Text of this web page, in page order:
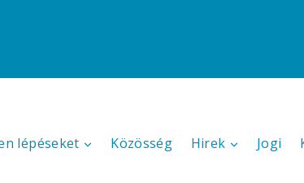
lépéseket Közösség Hirek Jogi